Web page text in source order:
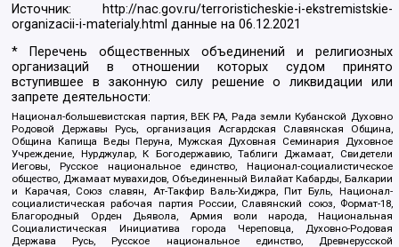
Источник:
http://nac.gov.ru/terroristicheskie-i-ekstremistskie-
organizacii-i-materialy.html данные на06.12.2021
* Перечень общественных объединений и религиозных
организаций в отношении которых судом принято
вступившее в законную силу решение о ликвидации или
запрете деятельности:
Национал-большевистская партия, ВЕК РА, Рада земли Кубанской Духовно
Родовой Державы Русь, организация Асгардская Славянская Община,
Община Капища Веды Перуна, Мужская Духовная Семинария Духовное
Учреждение, Нурджулар, К Богодержавию, Таблиги Джамаат, Свидетели
Иеговы, Русское национальное единство, Национал-социалистическое
общество, Джамаат мувахидов, Объединенный Вилайат Кабарды, Балкарии
и Карачая, Союз славян, Ат-Такфир Валь-Хиджра, Пит Буль, Национал-
социалистическая рабочая партия России, Славянский союз, Формат-18,
Благородный Орден Дьявола, Армия воли народа, Национальная
Социалистическая Инициатива города Череповца, Духовно-Родовая
Держава Русь, Русское национальное единство, Древнерусской